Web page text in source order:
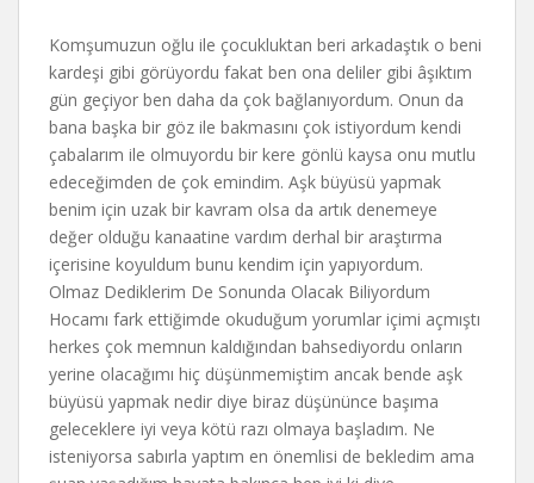
Komşumuzun oğlu ile çocukluktan beri arkadaştık o beni
kardeşi gibi görüyordu fakat ben ona deliler gibi âşıktım
gün geçiyor ben daha da çok bağlanıyordum. Onun da
bana başka bir göz ile bakmasını çok istiyordum kendi
çabalarım ile olmuyordu bir kere gönlü kaysa onu mutlu
edeceğimden de çok emindim. Aşk büyüsü yapmak
benim için uzak bir kavram olsa da artık denemeye
değer olduğu kanaatine vardım derhal bir araştırma
içerisine koyuldum bunu kendim için yapıyordum.
Olmaz Dediklerim De Sonunda Olacak Biliyordum
Hocamı fark ettiğimde okuduğum yorumlar içimi açmıştı
herkes çok memnun kaldığından bahsediyordu onların
yerine olacağımı hiç düşünmemiştim ancak bende aşk
büyüsü yapmak nedir diye biraz düşününce başıma
geleceklere iyi veya kötü razı olmaya başladım. Ne
isteniyorsa sabırla yaptım en önemlisi de bekledim ama